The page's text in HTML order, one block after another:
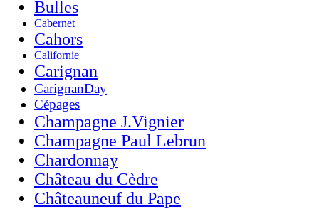
Bulles
Cabernet
Cahors
Californie
Carignan
CarignanDay
Cépages
Champagne J.Vignier
Champagne Paul Lebrun
Chardonnay
Château du Cèdre
Châteauneuf du Pape